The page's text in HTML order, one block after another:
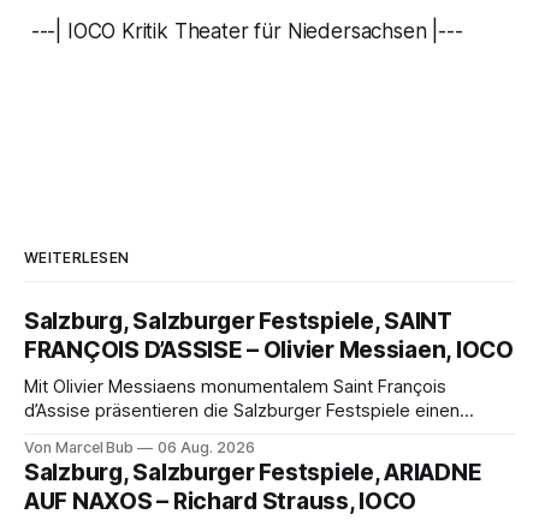
---| IOCO Kritik Theater für Niedersachsen |---
WEITERLESEN
Salzburg, Salzburger Festspiele, SAINT
FRANÇOIS D’ASSISE – Olivier Messiaen, IOCO
Mit Olivier Messiaens monumentalem Saint François
d’Assise präsentieren die Salzburger Festspiele einen
eine bildgewaltige Inszenierung, Maxime Pascal entfaltet
die komplexe Partitur eindrucksvoll, Philippe Sly berührt als
Franziskus.
Von Marcel Bub 06 Aug. 2026
Salzburg, Salzburger Festspiele, ARIADNE
AUF NAXOS – Richard Strauss, IOCO